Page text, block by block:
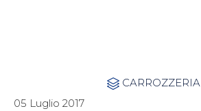
 Category
CARROZZERIA
05 Luglio 2017